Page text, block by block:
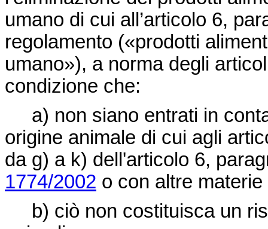
umano di cui all’articolo 6,
regolamento («prodotti
umano»), a norma degli
condizione che:
a) non siano entrati in
origine animale di cui agli
da g) a k) dell'articolo 6,
1774/2002 o con altre
b) ciò non costituisca un